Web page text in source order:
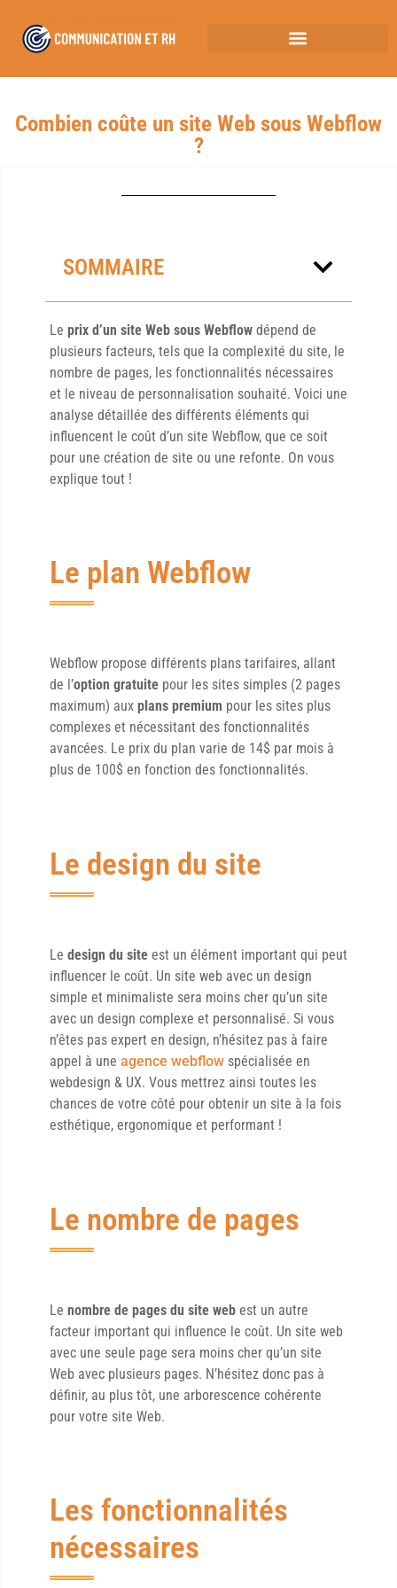
Combien coûte un site Web sous Webflow
?
SOMMAIRE
Le prix d’un site Web sous Webflow dépend de
plusieurs facteurs, tels que la complexité du site, le
nombre de pages, les fonctionnalités nécessaires
et le niveau de personnalisation souhaité. Voici une
analyse détaillée des différents éléments qui
influencent le coût d’un site Webflow, que ce soit
pour une création de site ou une refonte. On vous
explique tout !
Le plan Webflow
Webflow propose différents plans tarifaires, allant
de l’option gratuite pour les sites simples (2 pages
maximum) aux plans premium pour les sites plus
complexes et nécessitant des fonctionnalités
avancées. Le prix du plan varie de 14$ par mois à
plus de 100$ en fonction des fonctionnalités.
Le design du site
Le design du site est un élément important qui peut
influencer le coût. Un site web avec un design
simple et minimaliste sera moins cher qu’un site
avec un design complexe et personnalisé. Si vous
n’êtes pas expert en design, n’hésitez pas à faire
appel à une agence webflow spécialisée en
webdesign & UX. Vous mettrez ainsi toutes les
chances de votre côté pour obtenir un site à la fois
esthétique, ergonomique et performant !
Le nombre de pages
Le nombre de pages du site web est un autre
facteur important qui influence le coût. Un site web
avec une seule page sera moins cher qu’un site
Web avec plusieurs pages. N’hésitez donc pas à
définir, au plus tôt, une arborescence cohérente
pour votre site Web.
Les fonctionnalités
nécessaires